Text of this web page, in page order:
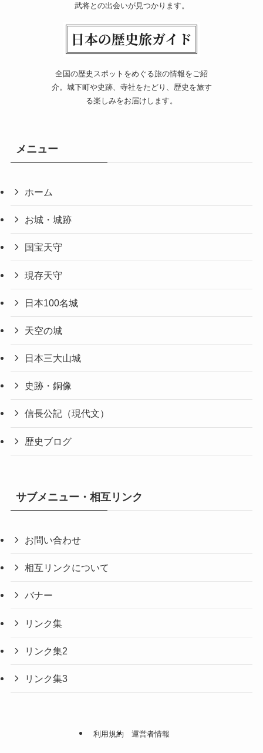
武将との出会いが見つかります。
全国の歴史スポットをめぐる旅の情報をご紹
介。城下町や史跡、寺社をたどり、歴史を旅す
る楽しみをお届けします。
メニュー
ホーム
お城・城跡
国宝天守
現存天守
日本100名城
天空の城
日本三大山城
史跡・銅像
信長公記（現代文）
歴史ブログ
サブメニュー・相互リンク
お問い合わせ
相互リンクについて
バナー
リンク集
リンク集2
リンク集3
利用規約 運営者情報